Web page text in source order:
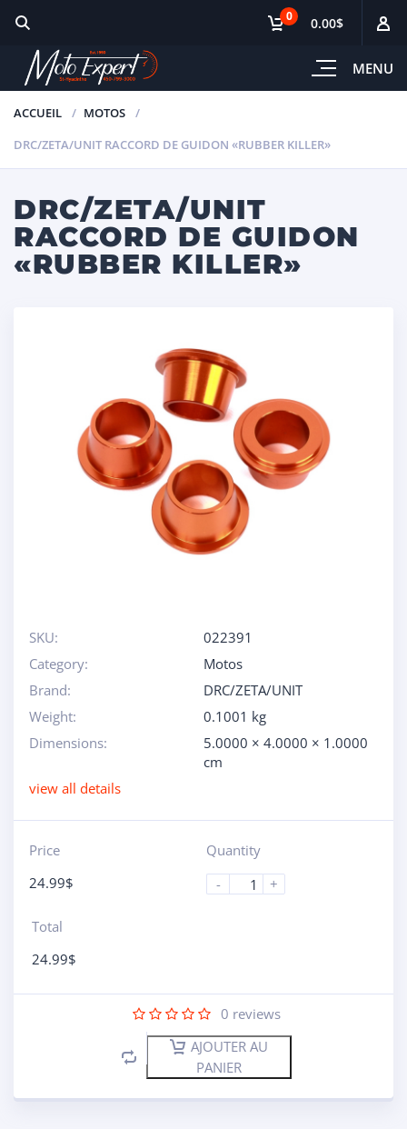
MENU
0 0.00$
ACCUEIL
MOTOS
DRC/ZETA/UNIT RACCORD DE GUIDON «RUBBER KILLER»
DRC/ZETA/UNIT
RACCORD DE GUIDON
«RUBBER KILLER»
SKU:
022391
Category:
Motos
Brand:
DRC/ZETA/UNIT
Weight:
0.1001 kg
Dimensions:
5.0000 × 4.0000 × 1.0000
cm
view all details
Price
24.99$
Quantity
-
+
Total
24.99$
0 reviews
AJOUTER AU
PANIER